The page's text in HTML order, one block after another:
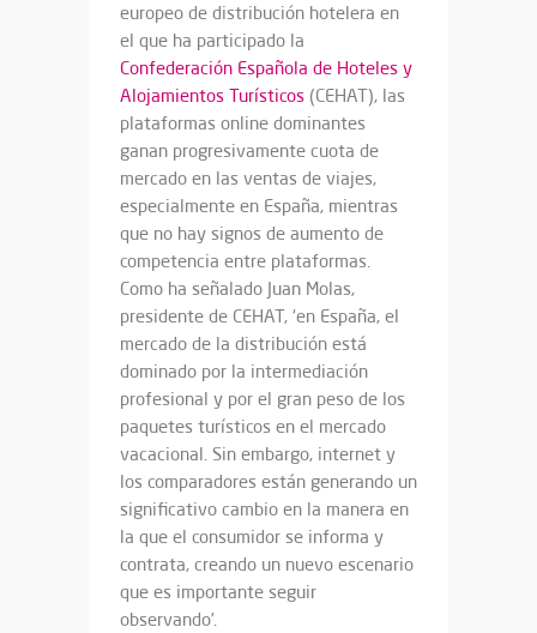
europeo de distribución hotelera en
el que ha participado la
Confederación Española de Hoteles y
Alojamientos Turísticos (CEHAT), las
plataformas online dominantes
ganan progresivamente cuota de
mercado en las ventas de viajes,
especialmente en España, mientras
que no hay signos de aumento de
competencia entre plataformas.
Como ha señalado Juan Molas,
presidente de CEHAT, ‘en España, el
mercado de la distribución está
dominado por la intermediación
profesional y por el gran peso de los
paquetes turísticos en el mercado
vacacional. Sin embargo, internet y
los comparadores están generando un
significativo cambio en la manera en
la que el consumidor se informa y
contrata, creando un nuevo escenario
que es importante seguir
observando’.